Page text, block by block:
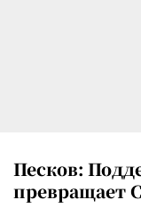
Песков:
превращает